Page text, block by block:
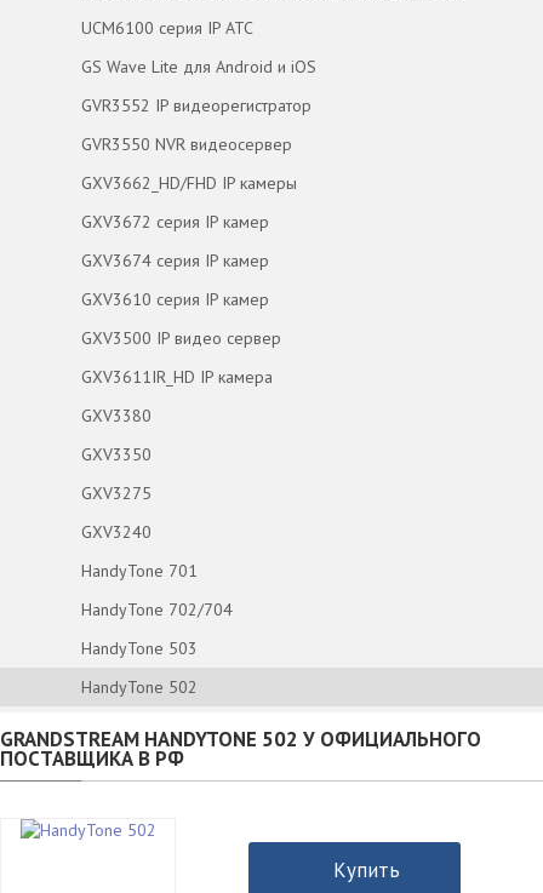
UCM6100 серия IP АТС
GS Wave Lite для Android и iOS
GVR3552 IP видеорегистратор
GVR3550 NVR видеосервер
GXV3662_HD/FHD IP камеры
GXV3672 серия IP камер
GXV3674 серия IP камер
GXV3610 серия IP камер
GXV3500 IP видео сервер
GXV3611IR_HD IP камера
GXV3380
GXV3350
GXV3275
GXV3240
HandyTone 701
HandyTone 702/704
HandyTone 503
HandyTone 502
GRANDSTREAM HANDYTONE 502 У ОФИЦИАЛЬНОГО
ПОСТАВЩИКА В РФ
Купить